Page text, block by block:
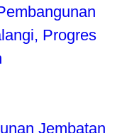
Progres
Jembatan